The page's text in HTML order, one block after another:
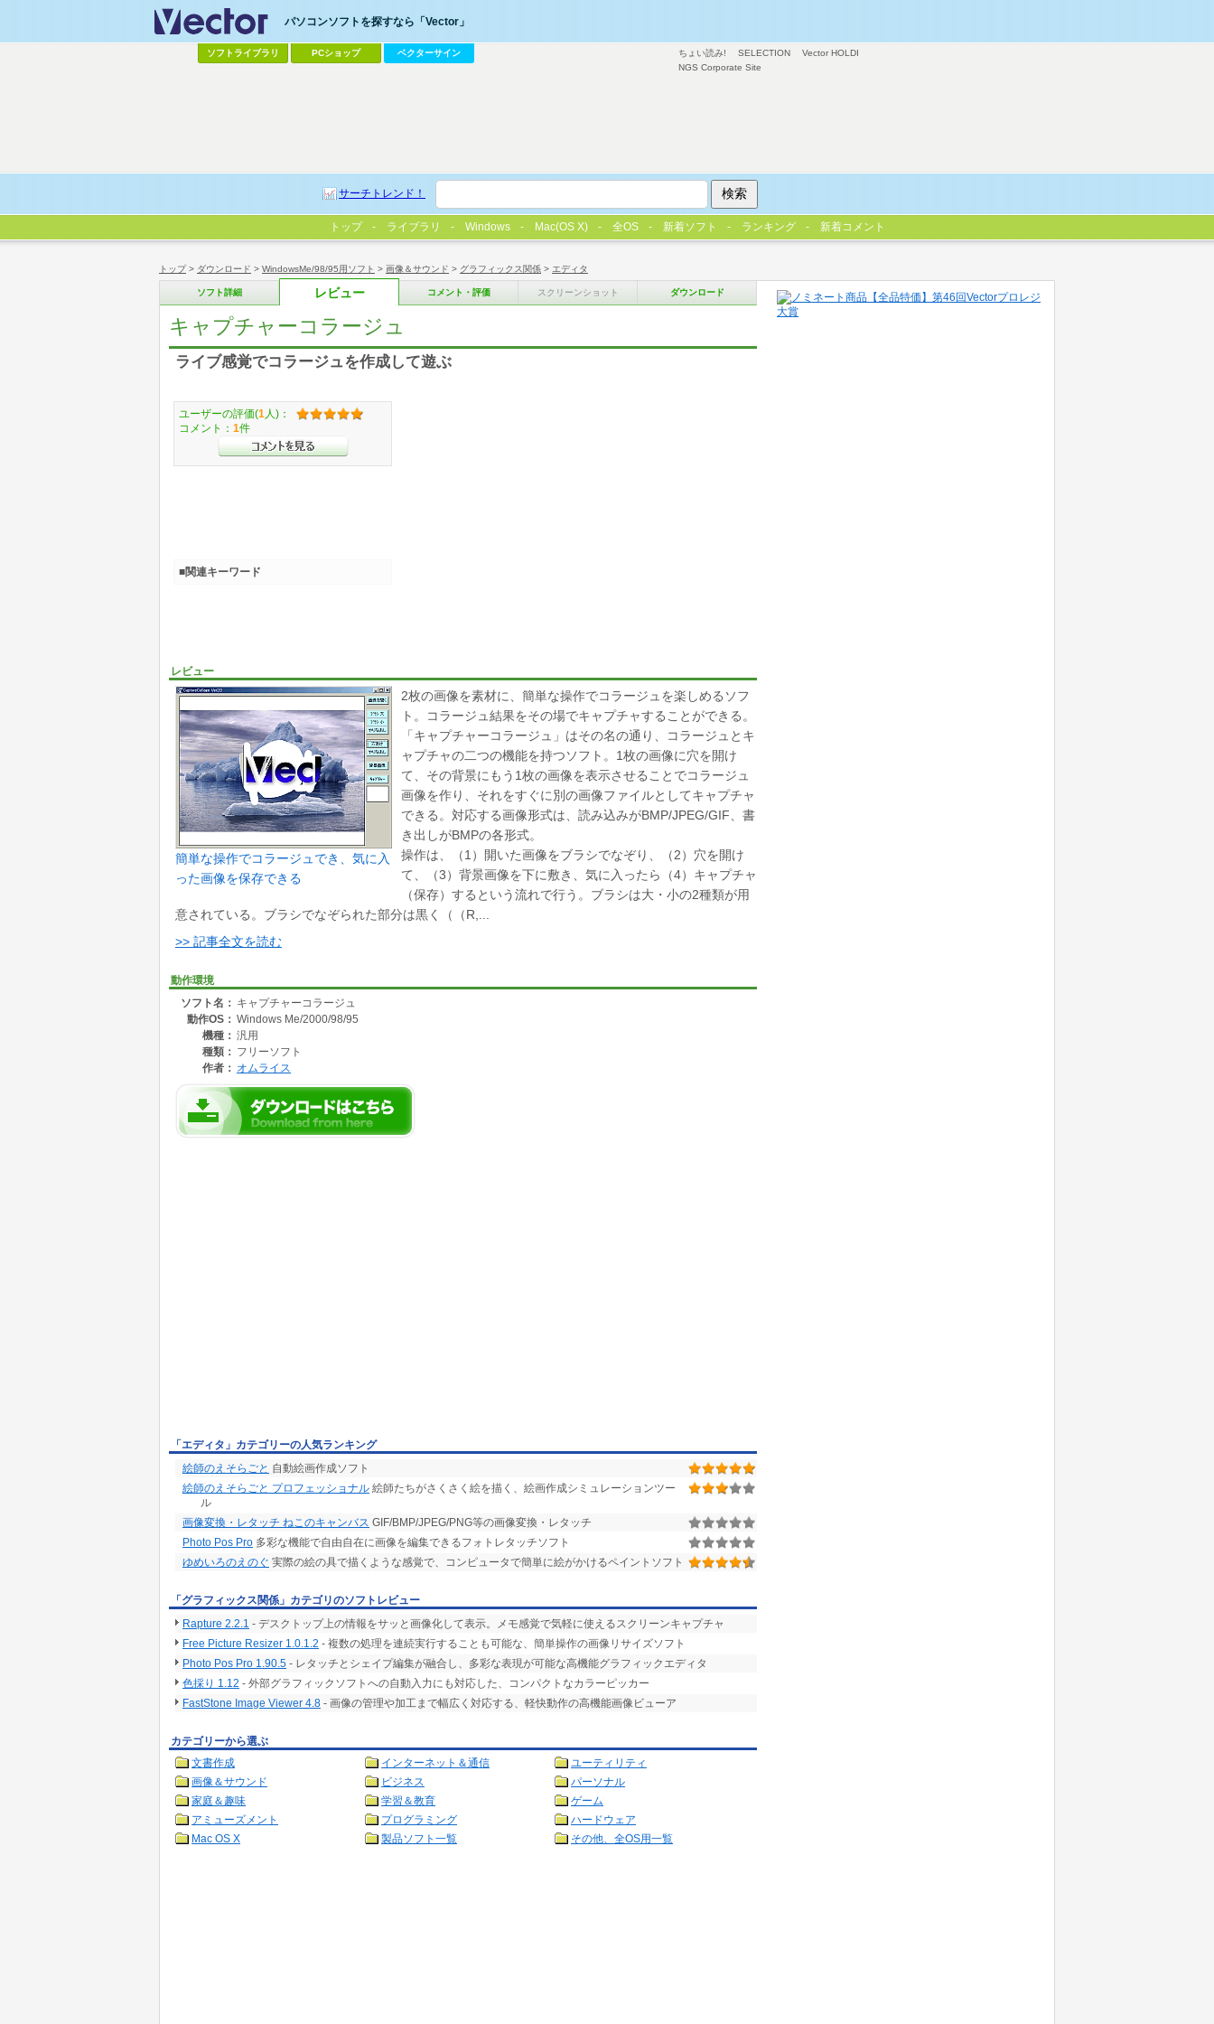
トップ> ダウンロード > WindowsMe/98/95用ソフト > 画像＆サウンド > グラフィックス関係 > エディタ
ソフト詳細 レビュー コメント・評価 スクリーンショット ダウンロード
キャプチャーコラージュ
ライブ感覚でコラージュを作成して遊ぶ
レビュー
簡単な操作でコラージュでき、気に入
った画像を保存できる
2枚の画像を素材に、簡単な操作でコラージュを楽しめるソフ
ト。コラージュ結果をその場でキャプチャすることができる。
「キャプチャーコラージュ」はその名の通り、コラージュとキ
ャプチャの二つの機能を持つソフト。1枚の画像に穴を開け
て、その背景にもう1枚の画像を表示させることでコラージュ
画像を作り、それをすぐに別の画像ファイルとしてキャプチャ
できる。対応する画像形式は、読み込みがBMP/JPEG/GIF、書
き出しがBMPの各形式。
操作は、（1）開いた画像をブラシでなぞり、（2）穴を開け
て、（3）背景画像を下に敷き、気に入ったら（4）キャプチャ
（保存）するという流れで行う。ブラシは大・小の2種類が用
意されている。ブラシでなぞられた部分は黒く（（R,...
>> 記事全文を読む
動作環境
ソフト名： キャプチャーコラージュ
動作OS： Windows Me/2000/98/95
機種： 汎用
種類： フリーソフト
作者： オムライス
ユーザーの評価(1 人)：
コメント： 1件
■関連キーワード
「エディタ」カテゴリーの人気ランキング
絵師のえそらごと 自動絵画作成ソフト
絵師のえそらごと プロフェッショナル 絵師たちがさくさく絵を描く、絵画作成シミュレーションツー
ル
画像変換・レタッチ ねこのキャンバス GIF/BMP/JPEG/PNG等の画像変換・レタッチ
Photo Pos Pro 多彩な機能で自由自在に画像を編集できるフォトレタッチソフト
ゆめいろのえのぐ 実際の絵の具で描くような感覚で、コンピュータで簡単に絵がかけるペイントソフト
「グラフィックス関係」カテゴリのソフトレビュー
Rapture 2.2.1 - デスクトップ上の情報をサッと画像化して表示。メモ感覚で気軽に使えるスクリーンキャプチャ
Free Picture Resizer 1.0.1.2 - 複数の処理を連続実行することも可能な、簡単操作の画像リサイズソフト
Photo Pos Pro 1.90.5 - レタッチとシェイプ編集が融合し、多彩な表現が可能な高機能グラフィックエディタ
色採り 1.12 - 外部グラフィックソフトへの自動入力にも対応した、コンパクトなカラーピッカー
FastStone Image Viewer 4.8 - 画像の管理や加工まで幅広く対応する、軽快動作の高機能画像ビューア
カテゴリーから選ぶ
文書作成
インターネット＆通信
ユーティリティ
画像＆サウンド
ビジネス
パーソナル
家庭＆趣味
学習＆教育
ゲーム
アミューズメント
プログラミング
ハードウェア
Mac OS X
製品ソフト一覧 その他、全OS用一覧
ちょい読み! SELECTION
Vector HOLDI
NGS Corporate Site
パソコンソフトを探すなら「Vector」
ソフトライブラリ PCショップ ベクターサイン
サーチトレンド！
トップ ライブラリ Windows Mac(OS X) 全OS 新着ソフト ランキング 新着コメント